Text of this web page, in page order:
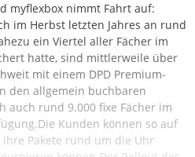
myflexbox nimmt Fahrt auf:
im Herbst letzten Jahres an rund
ein Viertel aller Fächer im
hatte, sind mittlerweile über
mit einem DPD Premium-
den allgemein buchbaren
auch rund 9.000 fixe Fächer im
Kunden können so auf
Pakete rund um die Uhr